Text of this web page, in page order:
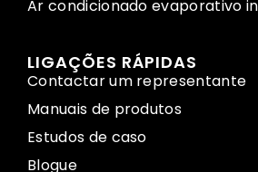
Ar condicionado evaporativo
LIGAÇÕES RÁPIDAS
Contactar um representante
Manuais de produtos
Estudos de caso
Blogue